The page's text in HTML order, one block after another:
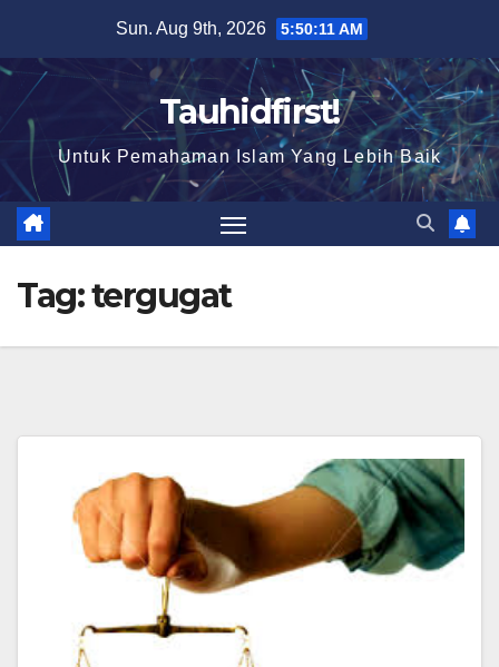
content
Sun. Aug 9th, 2026 5:50:12 AM
Tauhidfirst!
Untuk Pemahaman Islam Yang Lebih Baik
Tag:tergugat